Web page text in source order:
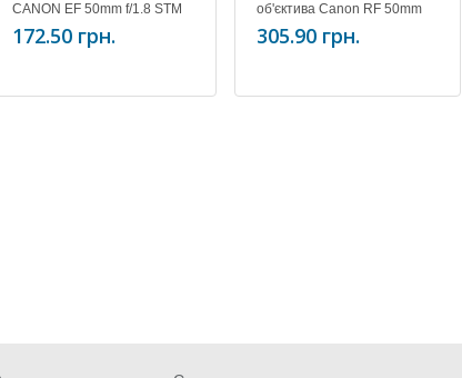
CANON EF 50mm f/1.8 STM
172.50 грн.
об'єктива Canon RF 50mm
f/1.8 STM
305.90 грн.